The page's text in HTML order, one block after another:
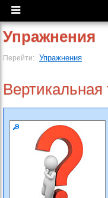
Упражнения
Перейти: Упражнения